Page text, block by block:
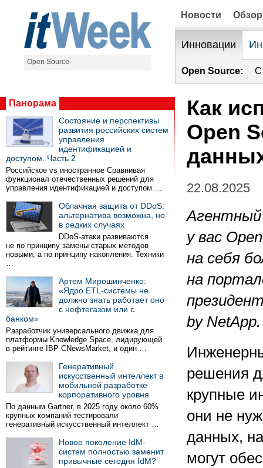
Open Source
Новости
Инновации
Open Source:
Панорама
Состояние и перспективы
развития российских систем
управления
идентификацией и
доступом. Часть 2
Российское vs иностранное Сравнивая
функционал отечественных решений для
управления идентификацией и доступом …
Облачная защита от DDoS:
альтернатива возможна, но
в редких случаях
DDoS-атаки развиваются
не по принципу замены старых методов
новыми, а по принципу накопления. Техники
…
Артем Мирошинченко:
«Ядро ETL-системы не
должно знать работает оно
с нефтегазом или с
банком»
Разработчик универсального движка для
платформы Knowledge Space, лидирующей
в рейтинге IBP CNewsMarket, и один …
Генеративный
искусственный интеллект в
мобильной разработке
корпоративного уровня
По данным Gartner, в 2025 году около 60%
крупных компаний тестировали
генеративный искусственный интеллект …
Новое поколение IdM-
систем полностью заменит
привычные сегодня IdM?
Как
Open
22.08.2025
у вас Open
на себя
на
by NetApp.
решения
крупные
они не
данных,
могут